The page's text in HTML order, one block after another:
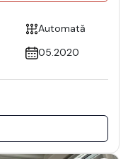
Automată
05.2020